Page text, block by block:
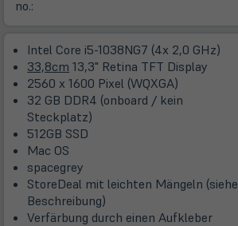
no.:
Intel Core i5-1038NG7 (4x 2,0 GHz)
33,8cm 13,3" Retina TFT Display
2560 x 1600 Pixel (WQXGA)
32 GB DDR4 (onboard / kein
Steckplatz)
512GB SSD
Mac OS
spacegrey
StoreDeal mit leichten Mängeln (siehe
Beschreibung)
Verfärbung durch einen Aufkleber